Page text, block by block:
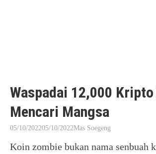
Waspadai 12,000
Mencari Mangsa
05/10/202205/10/2022Mas Soegeng
Koin zombie bukan nama senbuah